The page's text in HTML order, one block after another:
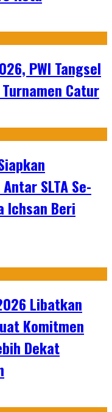
PWI Tangsel
Catur
SLTA Se-
Ichsan Beri
Libatkan
Komitmen
Dekat